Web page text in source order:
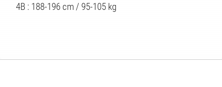
4B : 188-196 cm / 95-105 kg